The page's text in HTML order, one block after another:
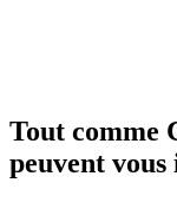
Tout comme
peuvent vous